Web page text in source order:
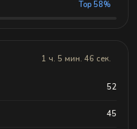
Top 58%
1 ч. 5 мин. 46 сек.
52
45